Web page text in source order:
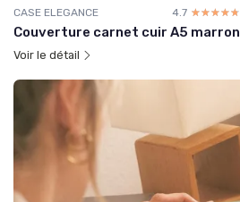
CASE ELEGANCE 4.7 ☆☆☆☆☆
★★★★★
Couverture carnet cuir A5 marron
Voir le détail